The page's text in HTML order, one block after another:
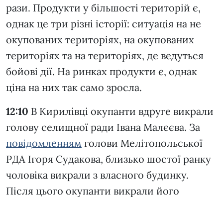
рази. Продукти у більшості територій є,
однак це три різні історії: ситуація на не
окупованих територіях, на окупованих
територіях та на територіях, де ведуться
бойові дії. На ринках продукти є, однак
ціна на них так само зросла.
12:10 В Кирилівці окупанти вдруге викрали
голову селищної ради Івана Малєєва. За
повідомленням голови Мелітопольської
РДА Ігоря Судакова, близько шостої ранку
чоловіка викрали з власного будинку.
Після цього окупанти викрали його